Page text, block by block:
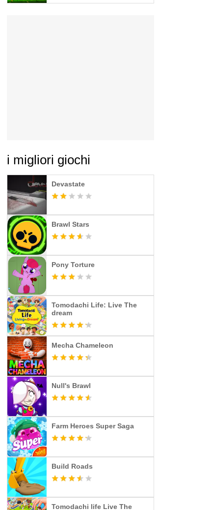
i migliori giochi
Devastate
Brawl Stars
Pony Torture
Tomodachi Life: Live The
dream
Mecha Chameleon
Null's Brawl
Farm Heroes Super Saga
Build Roads
Tomodachi life Live The